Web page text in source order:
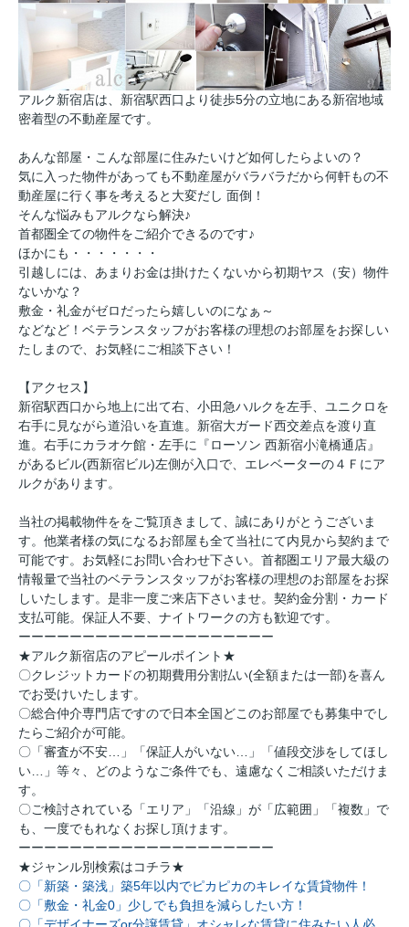
アルク新宿店は、新宿駅西口より徒歩5分の立地にある新宿地域
密着型の不動産屋です。
あんな部屋・こんな部屋に住みたいけど如何したらよいの？
気に入った物件があっても不動産屋がバラバラだから何軒もの不
動産屋に行く事を考えると大変だし 面倒！
そんな悩みもアルクなら解決♪
首都圏全ての物件をご紹介できるのです♪
ほかにも・・・・・・・
引越しには、あまりお金は掛けたくないから初期ヤス（安）物件
ないかな？
敷金・礼金がゼロだったら嬉しいのになぁ～
などなど！ベテランスタッフがお客様の理想のお部屋をお探しい
たしまので、お気軽にご相談下さい！
【アクセス】
新宿駅西口から地上に出て右、小田急ハルクを左手、ユニクロを
右手に見ながら道沿いを直進。新宿大ガード西交差点を渡り直
進。右手にカラオケ館・左手に『ローソン 西新宿小滝橋通店』
があるビル(西新宿ビル)左側が入口で、エレベーターの４Ｆにア
ルクがあります。
当社の掲載物件ををご覧頂きまして、誠にありがとうございま
す。他業者様の気になるお部屋も全て当社にて内見から契約まで
可能です。お気軽にお問い合わせ下さい。首都圏エリア最大級の
情報量で当社のベテランスタッフがお客様の理想のお部屋をお探
しいたします。是非一度ご来店下さいませ。契約金分割・カード
支払可能。保証人不要、ナイトワークの方も歓迎です。
ーーーーーーーーーーーーーーーーーーーー
★アルク新宿店のアピールポイント★
〇クレジットカードの初期費用分割払い(全額または一部)を喜ん
でお受けいたします。
〇総合仲介専門店ですので日本全国どこのお部屋でも募集中でし
たらご紹介が可能。
〇「審査が不安…」「保証人がいない…」「値段交渉をしてほし
い…」等々、どのようなご条件でも、遠慮なくご相談いただけま
す。
〇ご検討されている「エリア」「沿線」が「広範囲」「複数」で
も、一度でもれなくお探し頂けます。
ーーーーーーーーーーーーーーーーーーーー
★ジャンル別検索はコチラ★
〇「新築・築浅」築5年以内でピカピカのキレイな賃貸物件！
〇「敷金・礼金0」少しでも負担を減らしたい方！